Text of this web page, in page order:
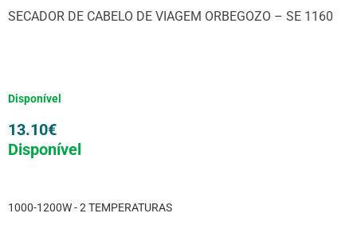
SECADOR DE CABELO DE VIAGEM ORBEGOZO – SE 1160
Disponível
13.10€
Disponível
1000-1200W - 2 TEMPERATURAS